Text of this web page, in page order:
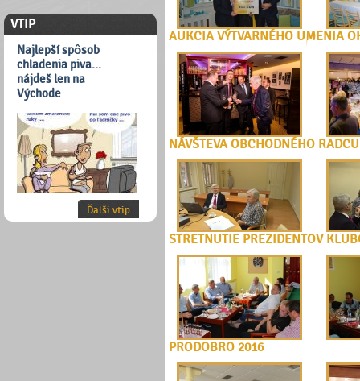
VTIP
Najlepší spôsob
chladenia piva...
nájdeš len na
Východe
Ďalši vtip
AUKCIA VÝTVARNÉHO UMENIA
NÁVŠTEVA OBCHODNÉHO
STRETNUTIE PREZIDENTOV
PRODOBRO 2016